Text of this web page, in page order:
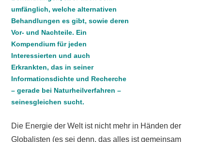
umfänglich, welche alternativen
Behandlungen es gibt, sowie deren
Vor- und Nachteile. Ein
Kompendium für jeden
Interessierten und auch
Erkrankten, das in seiner
Informationsdichte und Recherche
– gerade bei Naturheilverfahren –
seinesgleichen sucht.
Die Energie der Welt ist nicht mehr in Händen der
Globalisten (es sei denn, das alles ist gemeinsam